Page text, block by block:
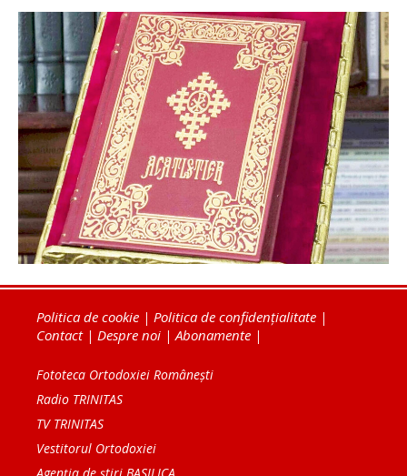
Politica de cookie | Politica de confidențialitate |
Contact| Despre noi | Abonamente |
Fototeca Ortodoxiei Românești
Radio TRINITAS
TV TRINITAS
Vestitorul Ortodoxiei